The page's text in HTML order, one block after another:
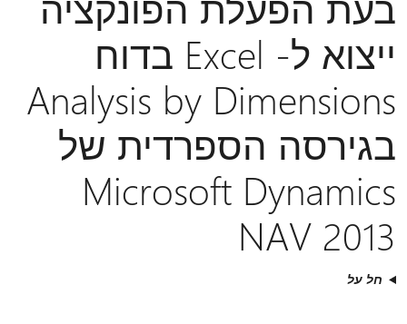
ייצוא ל- Excel בדוח
Analysis by Dimensions
בגירסה הספרדית של
Microsoft Dynamics
NAV 2013
חל על